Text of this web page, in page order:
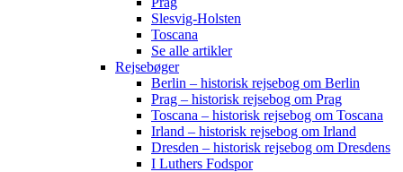
Slesvig-Holsten
Toscana
Se alle artikler
Rejsebøger
Berlin – historisk rejsebog om Berlin
Prag – historisk rejsebog om Prag
Toscana – historisk rejsebog om Toscana
Irland – historisk rejsebog om Irland
Dresden – historisk rejsebog om Dresdens
I Luthers Fodspor